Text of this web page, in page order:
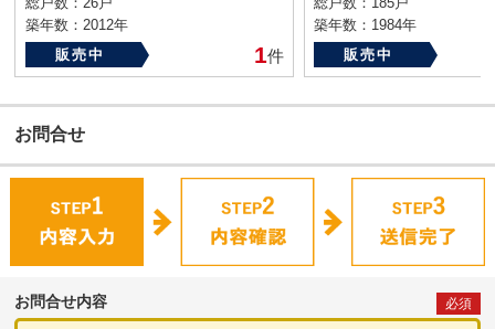
築年数：2012年
販売中
1件
築年数：1984年
販売中
お問合せ
お問合せ内容 必須